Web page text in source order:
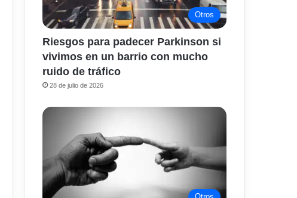
Otros
Riesgos para padecer Parkinson si
vivimos en un barrio con mucho
ruido de tráfico
28 de julio de 2026